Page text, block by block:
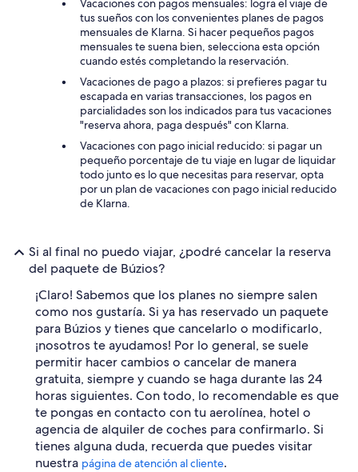
Vacaciones con pagos mensuales: logra el viaje de
tus sueños con los convenientes planes de pagos
mensuales de Klarna. Si hacer pequeños pagos
mensuales te suena bien, selecciona esta opción
cuando estés completando la reservación.
Vacaciones de pago a plazos: si prefieres pagar tu
escapada en varias transacciones, los pagos en
parcialidades son los indicados para tus vacaciones
"reserva ahora, paga después" con Klarna.
Vacaciones con pago inicial reducido: si pagar un
pequeño porcentaje de tu viaje en lugar de liquidar
todo junto es lo que necesitas para reservar, opta
por un plan de vacaciones con pago inicial reducido
de Klarna.
Si al final no puedo viajar, ¿podré cancelar la reserva
del paquete de Búzios?
¡Claro! Sabemos que los planes no siempre salen
como nos gustaría. Si ya has reservado un paquete
para Búzios y tienes que cancelarlo o modificarlo,
¡nosotros te ayudamos! Por lo general, se suele
permitir hacer cambios o cancelar de manera
gratuita, siempre y cuando se haga durante las 24
horas siguientes. Con todo, lo recomendable es que
te pongas en contacto con tu aerolínea, hotel o
agencia de alquiler de coches para confirmarlo. Si
tienes alguna duda, recuerda que puedes visitar
nuestra página de atención al cliente.